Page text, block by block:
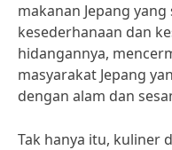
makanan Jepang
kesederhanaan dan
hidangannya,
masyarakat Jepang
dengan alam dan
Tak hanya itu, kuliner